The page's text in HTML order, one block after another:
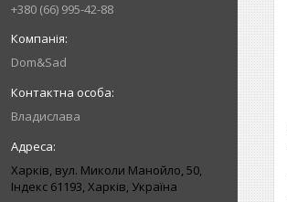
+380 (66) 995-42-88
Dom&Sad
Владислава
Харків, вул. Миколи Манойло, 50,
Індекс 61193, Харків, Україна